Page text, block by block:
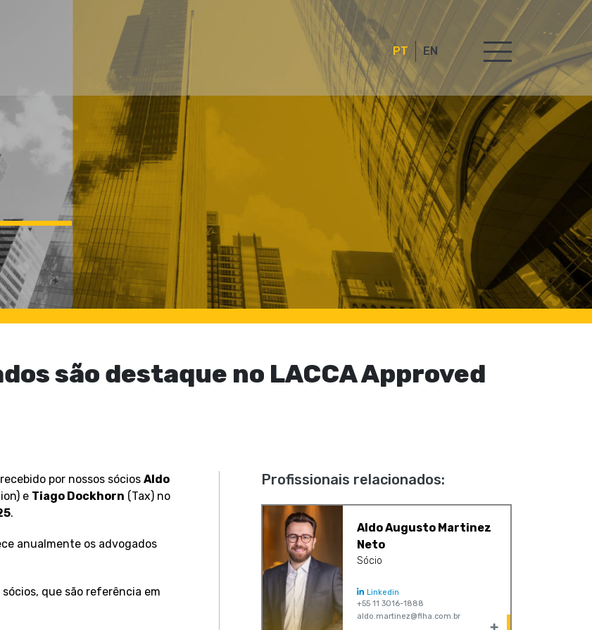
PT EN
são destaque no LACCA Approved
por nossos sócios Aldo
e Tiago Dockhorn (Tax) no
.
anualmente os advogados
que são referência em
Profissionais relacionados:
Aldo Augusto Martinez
Neto
Sócio
Linkedin
+55 11 3016-1888
aldo.martinez@flha.com.br